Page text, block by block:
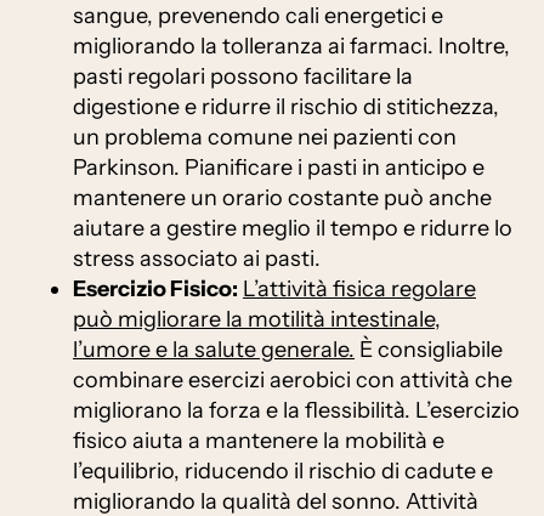
sangue, prevenendo cali energetici e
migliorando la tolleranza ai farmaci. Inoltre,
pasti regolari possono facilitare la
digestione e ridurre il rischio di stitichezza,
un problema comune nei pazienti con
Parkinson. Pianificare i pasti in anticipo e
mantenere un orario costante può anche
aiutare a gestire meglio il tempo e ridurre lo
stress associato ai pasti.
Esercizio Fisico: L’attività fisica regolare
può migliorare la motilità intestinale,
l’umore e la salute generale. È consigliabile
combinare esercizi aerobici con attività che
migliorano la forza e la flessibilità. L’esercizio
fisico aiuta a mantenere la mobilità e
l’equilibrio, riducendo il rischio di cadute e
migliorando la qualità del sonno. Attività